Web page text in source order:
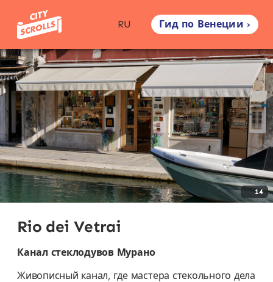
RU Гид по Венеции ›
14
Rio dei Vetrai
Канал стеклодувов Мурано
Живописный канал, где мастера стекольного дела